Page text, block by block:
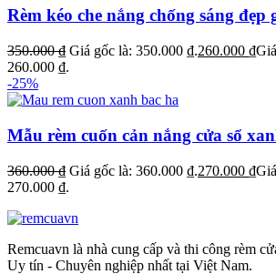
Rèm kéo che nắng chống sáng đẹp
350.000₫ Giá gốc là: 350.000 ₫.260.000 ₫
260.000 ₫.
-25%
Mẫu rèm cuốn cản nắng cửa sổ
360.000₫ Giá gốc là: 360.000 ₫.270.000 ₫
270.000 ₫.
Remcuavn là nhà cung cấp và thi công rèm
Uy tín - Chuyên nghiệp nhất tại Việt Nam.